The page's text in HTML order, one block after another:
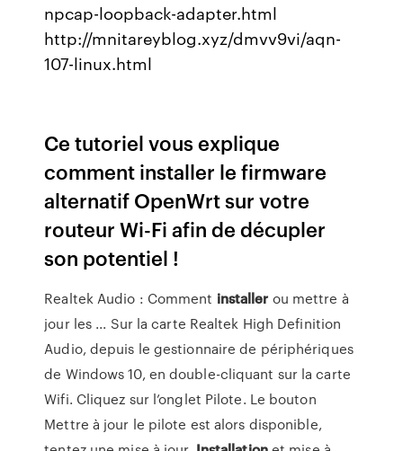
npcap-loopback-adapter.html
http://mnitareyblog.xyz/dmvv9vi/aqn-
107-linux.html
Ce tutoriel vous explique
comment installer le firmware
alternatif OpenWrt sur votre
routeur Wi-Fi afin de décupler
son potentiel !
Realtek Audio : Comment installer ou mettre à
jour les ... Sur la carte Realtek High Definition
Audio, depuis le gestionnaire de périphériques
de Windows 10, en double-cliquant sur la carte
Wifi. Cliquez sur l’onglet Pilote. Le bouton
Mettre à jour le pilote est alors disponible,